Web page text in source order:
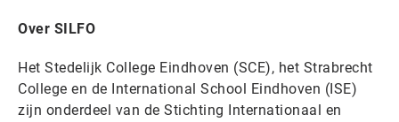
Over SILFO
Het Stedelijk College Eindhoven (SCE), het Strabrecht
College en de International School Eindhoven (ISE)
zijn onderdeel van de Stichting Internationaal en